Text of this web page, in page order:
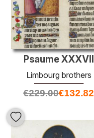
Psaume XXXVII
Limbourg brothers
€229.00€132.82